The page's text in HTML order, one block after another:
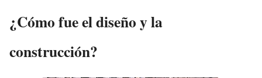
¿Cómo fue el diseño y la
construcción?